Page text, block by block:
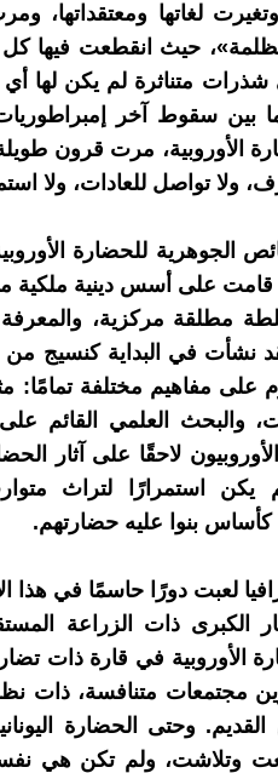
لغاتها
حيث انقطعت فيها كل
متناثرة لم يكن لها
فما بين سقوط آخر
الأوروبية، مرت قرون
ولا تواصل للعادات، ولا
الجوهرية للحضارة
قامت على أسس دينية ملكية
مطلقة مركزية،
نشأت في البداية كنسيج من
على مفاهيم مختلفة تمامًا:
والبحث العلمي القائم
لاحقًا على آثار
يكن استمرارًا لتراث
كأساس بنوا عليه حضارتهم.
لعبت دورًا حاسمًا في
الكبرى ذات الزراعة
الأوروبية في قارة ذات
مجتمعات متنافسة، ذات
وحتى الحضارة
وتلاشت، ولم تكن هي